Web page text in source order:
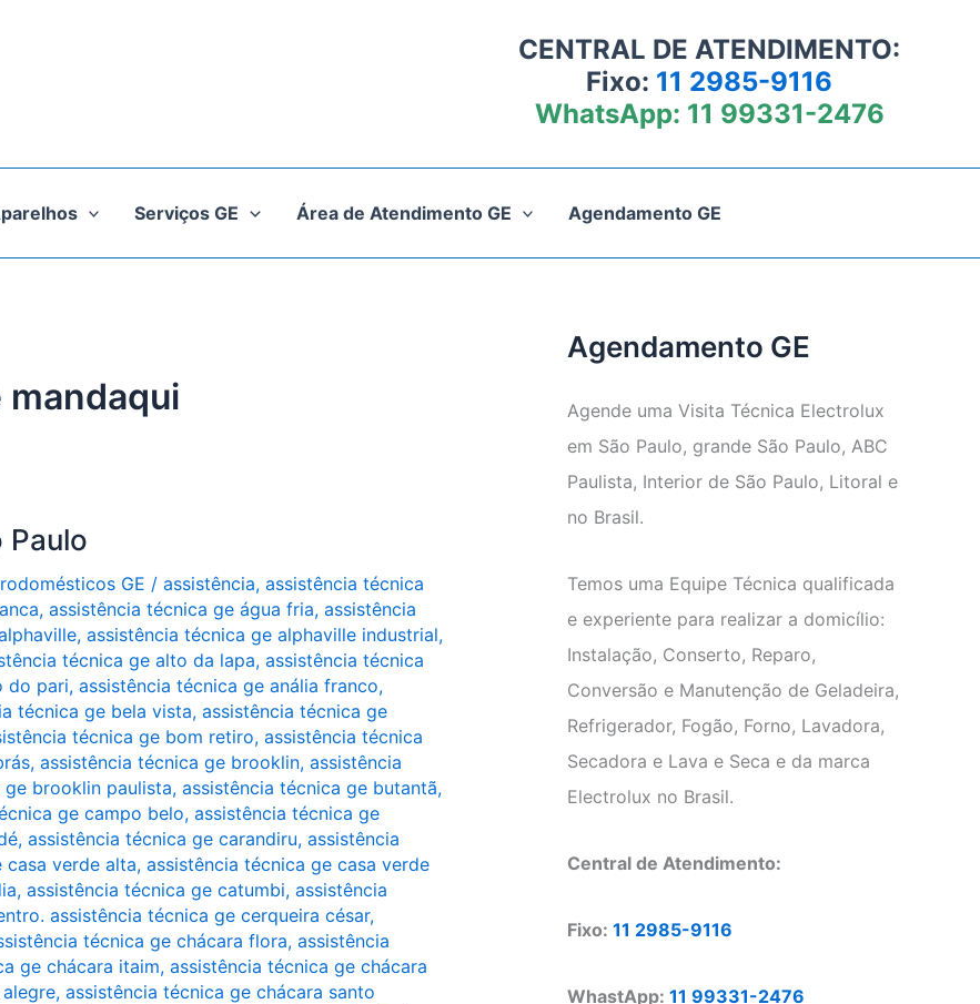
CENTRAL DE ATENDIMENTO:
Fixo: 11 2985-9116
WhatsApp: 11 99331-2476
Serviços GE Área de Atendimento GE Agendamento GE
Paulo
GE / assistência, assistência técnica
, assistência técnica ge água fria, assistência
, assistência técnica ge alphaville industrial,
técnica ge alto da lapa, assistência técnica
do pari, assistência técnica ge anália franco,
técnica ge bela vista, assistência técnica ge
técnica ge bom retiro, assistência técnica
, assistência técnica ge brooklin, assistência
brooklin paulista, assistência técnica ge butantã,
ge campo belo, assistência técnica ge
, assistência técnica ge carandiru, assistência
casa verde alta, assistência técnica ge casa verde
, assistência técnica ge catumbi, assistência
assistência técnica ge cerqueira césar,
técnica ge chácara flora, assistência
ge chácara itaim, assistência técnica ge chácara
, assistência técnica ge chácara santo
Agendamento GE
Agende uma Visita Técnica Electrolux
em São Paulo, grande São Paulo, ABC
Paulista, Interior de São Paulo, Litoral e
no Brasil.
Temos uma Equipe Técnica qualificada
e experiente para realizar a domicílio:
Instalação, Conserto, Reparo,
Conversão e Manutenção de Geladeira,
Refrigerador, Fogão, Forno, Lavadora,
Secadora e Lava e Seca e da marca
Electrolux no Brasil.
Central de Atendimento:
Fixo: 11 2985-9116
WhastApp: 11 99331-2476